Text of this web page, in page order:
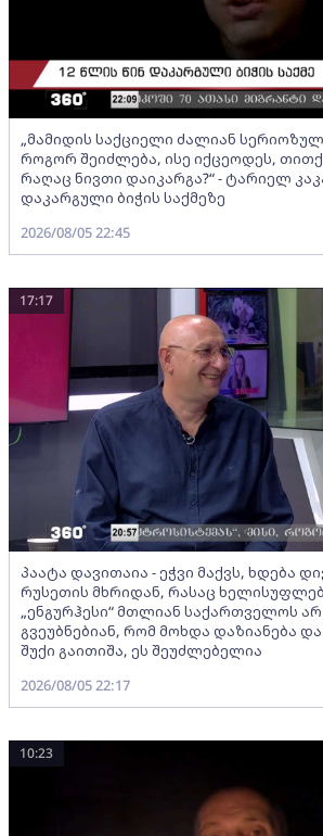
„მამიდის საქციელი ძალიან სერიოზულ
როგორ შეიძლება, ისე იქცეოდეს,
რაღაც ნივთი დაიკარგა?“ - ტარიელ
დაკარგული ბიჭის საქმეზე
2026/08/05 22:45
პაატა დავითაია - ეჭვი მაქვს, ხდება
რუსეთის მხრიდან, რასაც
„ენგურჰესი“ მთლიან საქართველოს
გვეუბნებიან, რომ მოხდა დაზიანება
შუქი გაითიშა, ეს შეუძლებელია
17:17
2026/08/05 22:17
10:23